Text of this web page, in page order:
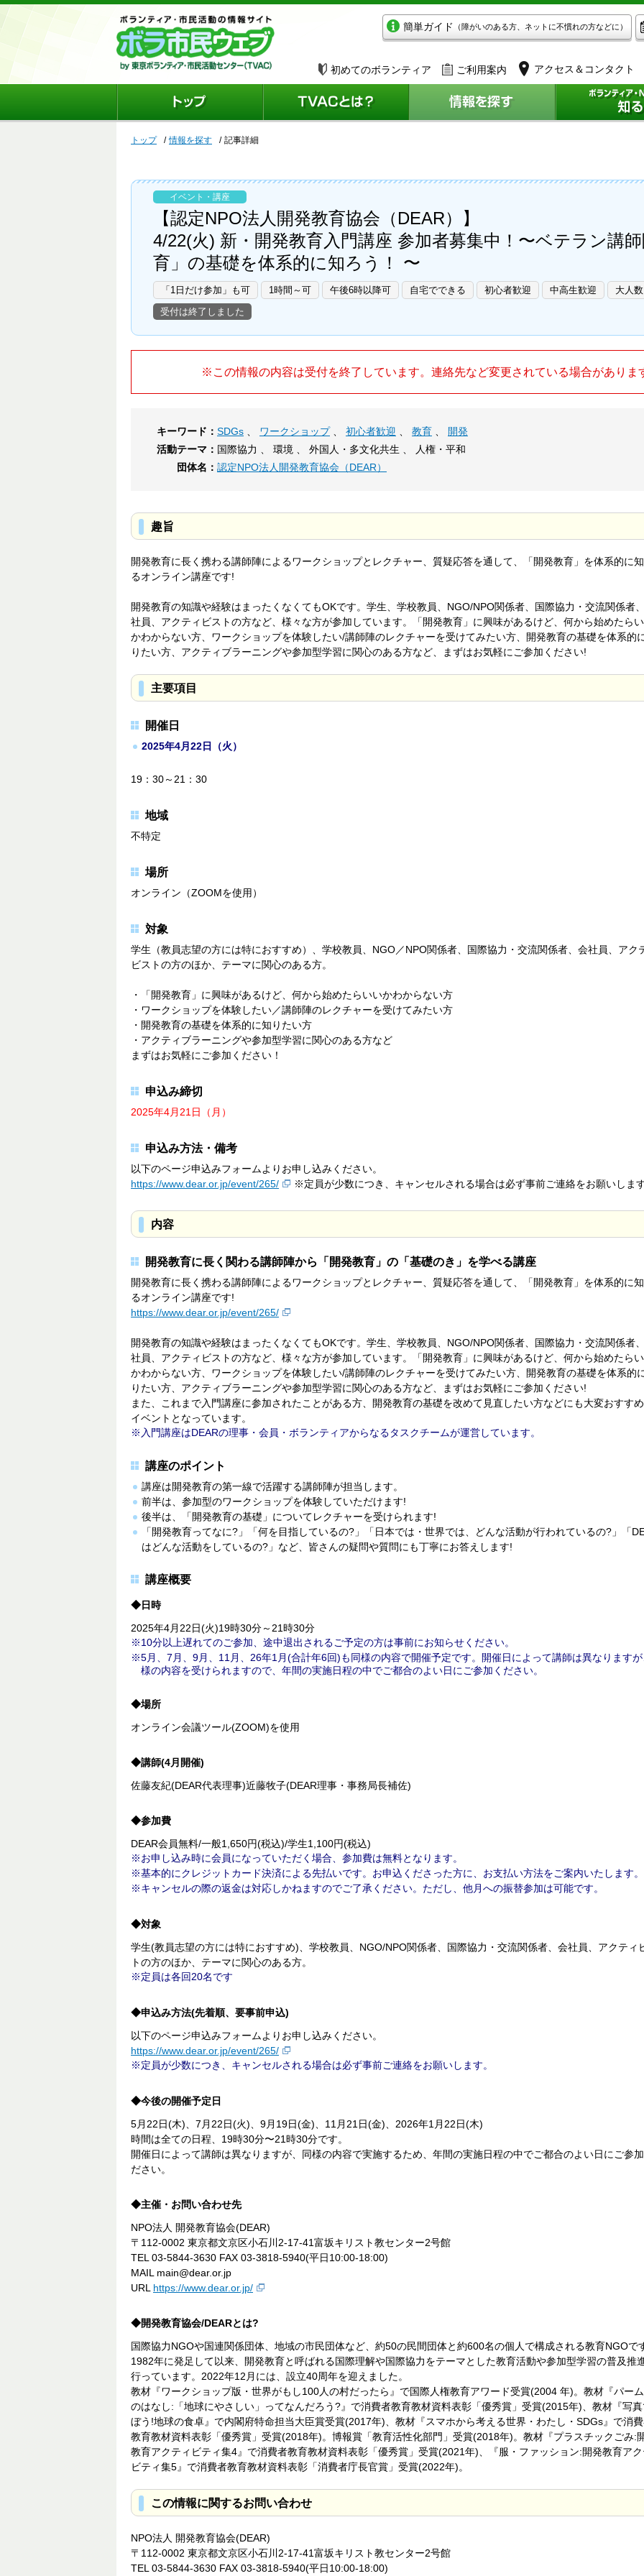
簡単ガイド （障がいのある方、ネットに不慣れの方などに）
初めてのボランティア ご利用案内 アクセス＆コンタクト
トップ 情報を探す 記事詳細
イベント・講座
【認定NPO法人開発教育協会（DEAR）】
4/22(火) 新・開発教育入門講座 参加者募集中！〜ベテラン講
育」の基礎を体系的に知ろう！ 〜
「1日だけ参加」も可 1時間～可 午後6時以降可 自宅でできる 初心者歓迎 中高生歓迎
大人
受付は終了しました
※この情報の内容は受付を終了しています。連絡先など変更されている場合がありま
キーワード： SDGs ワークショップ、 初心者歓迎 教育
開発
活動テーマ： 国際協力 、 環境 、 外国人・多文化共生 、 人権・平和
団体名： 認定NPO法人開発教育協会（DEAR）
趣旨
開発教育に長く携わる講師陣によるワークショップとレクチャー、質疑応答を通して、「開発教育」を体系的に
るオンライン講座です!
開発教育の知識や経験はまったくなくてもOKです。学生、学校教員、NGO/NPO関係者、国際協力・交流関係者
社員、アクティビストの方など、様々な方が参加しています。「開発教育」に興味があるけど、何から始めたら
かわからない方、ワークショップを体験したい/講師陣のレクチャーを受けてみたい方、開発教育の基礎を体系的
りたい方、アクティブラーニングや参加型学習に関心のある方など、まずはお気軽にご参加ください!
主要項目
開催日
2025年4月22日（火）
19：30～21：30
地域
不特定
場所
オンライン（ZOOMを使用）
対象
学生（教員志望の方には特におすすめ）、学校教員、NGO／NPO関係者、国際協力・交流関係者、会社員、アク
ビストの方のほか、テーマに関心のある方。
・「開発教育」に興味があるけど、何から始めたらいいかわからない方
・ワークショップを体験したい／講師陣のレクチャーを受けてみたい方
・開発教育の基礎を体系的に知りたい方
・アクティブラーニングや参加型学習に関心のある方など
まずはお気軽にご参加ください！
申込み締切
2025年4月21日（月）
申込み方法・備考
以下のページ申込みフォームよりお申し込みください。
https://www.dear.or.jp/event/265/
※定員が少数につき、キャンセルされる場合は必ず事前ご連絡をお願いしま
内容
開発教育に長く関わる講師陣から「開発教育」の「基礎のき」を学べる講座
開発教育に長く携わる講師陣によるワークショップとレクチャー、質疑応答を通して、「開発教育」を体系的に
るオンライン講座です!
https://www.dear.or.jp/event/265/
開発教育の知識や経験はまったくなくてもOKです。学生、学校教員、NGO/NPO関係者、国際協力・交流関係者
社員、アクティビストの方など、様々な方が参加しています。「開発教育」に興味があるけど、何から始めたら
かわからない方、ワークショップを体験したい/講師陣のレクチャーを受けてみたい方、開発教育の基礎を体系的
りたい方、アクティブラーニングや参加型学習に関心のある方など、まずはお気軽にご参加ください!
また、これまで入門講座に参加されたことがある方、開発教育の基礎を改めて見直したい方などにも大変おすす
イベントとなっています。
入門講座はDEARの理事・会員・ボランティアからなるタスクチームが運営しています。
講座のポイント
講座は開発教育の第一線で活躍する講師陣が担当します。
前半は、参加型のワークショップを体験していただけます!
後半は、「開発教育の基礎」についてレクチャーを受けられます!
「開発教育ってなに?」「何を目指しているの?」「日本では・世界では、どんな活動が行われているの?」「
はどんな活動をしているの?」など、皆さんの疑問や質問にも丁寧にお答えします!
講座概要
◆日時
2025年4月22日(火)19時30分～21時30分
10分以上遅れてのご参加、途中退出されるご予定の方は事前にお知らせください。
5月、7月、9月、11月、26年1月(合計年6回)も同様の内容で開催予定です。開催日によって講師は異なります
様の内容を受けられますので、年間の実施日程の中でご都合のよい日にご参加ください。
◆場所
オンライン会議ツール(ZOOM)を使用
◆講師(4月開催)
佐藤友紀(DEAR代表理事)近藤牧子(DEAR理事・事務局長補佐)
◆参加費
DEAR会員無料/一般1,650円(税込)/学生1,100円(税込)
お申し込み時に会員になっていただく場合、参加費は無料となります。
基本的にクレジットカード決済による先払いです。お申込くださった方に、お支払い方法をご案内いたします。
キャンセルの際の返金は対応しかねますのでご了承ください。ただし、他月への振替参加は可能です。
◆対象
学生(教員志望の方には特におすすめ)、学校教員、NGO/NPO関係者、国際協力・交流関係者、会社員、アクティ
トの方のほか、テーマに関心のある方。
定員は各回20名です
◆申込み方法(先着順、要事前申込)
以下のページ申込みフォームよりお申し込みください。
https://www.dear.or.jp/event/265/
定員が少数につき、キャンセルされる場合は必ず事前ご連絡をお願いします。
◆今後の開催予定日
5月22日(木)、7月22日(火)、9月19日(金)、11月21日(金)、2026年1月22日(木)
時間は全ての日程、19時30分〜21時30分です。
開催日によって講師は異なりますが、同様の内容で実施するため、年間の実施日程の中でご都合のよい日にご参
ださい。
◆主催・お問い合わせ先
NPO法人 開発教育協会(DEAR)
〒112-0002 東京都文京区小石川2-17-41富坂キリスト教センター2号館
TEL 03-5844-3630 FAX 03-3818-5940(平日10:00-18:00)
MAIL main@dear.or.jp
URL https://www.dear.or.jp/
◆開発教育協会/DEARとは?
国際協力NGOや国連関係団体、地域の市民団体など、約50の民間団体と約600名の個人で構成される教育NGOで
1982年に発足して以来、開発教育と呼ばれる国際理解や国際協力をテーマとした教育活動や参加型学習の普及推
行っています。2022年12月には、設立40周年を迎えました。
教材『ワークショップ版・世界がもし100人の村だったら』で国際人権教育アワード受賞(2004 年)。教材『パー
のはなし:「地球にやさしい」ってなんだろう?』で消費者教育教材資料表彰「優秀賞」受賞(2015年)、教材『写
ぼう!地球の食卓』で内閣府特命担当大臣賞受賞(2017年)、教材『スマホから考える世界・わたし・SDGs』で消
教育教材資料表彰「優秀賞」受賞(2018年)。博報賞「教育活性化部門」受賞(2018年)。教材『プラスチックごみ:
教育アクティビティ集4』で消費者教育教材資料表彰「優秀賞」受賞(2021年)、『服・ファッション:開発教育ア
ビティ集5』で消費者教育教材資料表彰「消費者庁長官賞」受賞(2022年)。
この情報に関するお問い合わせ
NPO法人 開発教育協会(DEAR)
〒112-0002 東京都文京区小石川2-17-41富坂キリスト教センター2号館
TEL 03-5844-3630 FAX 03-3818-5940(平日10:00-18:00)